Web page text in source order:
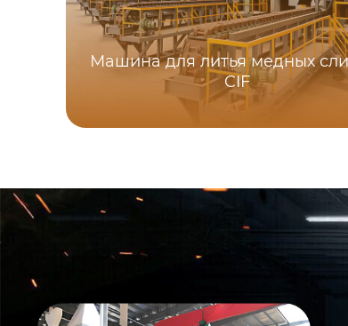
Машина для литья медных
CIF